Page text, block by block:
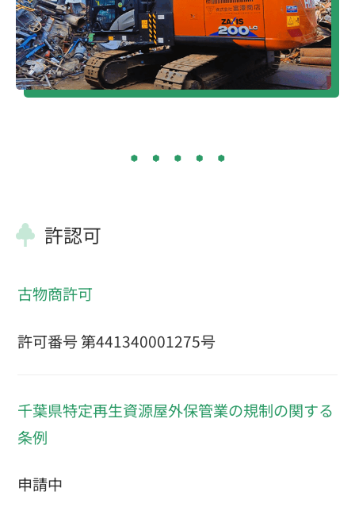
許認可
古物商許可
許可番号 第441340001275号
千葉県特定再生資源屋外保管業の規制の関する
条例
申請中